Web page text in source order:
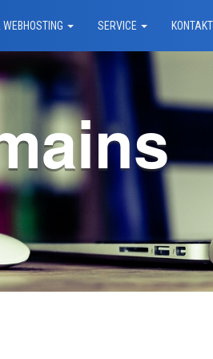
SERVICE